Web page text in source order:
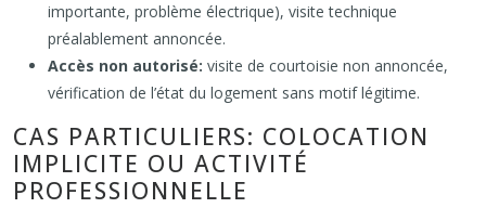
importante, problème électrique), visite technique
préalablement annoncée.
Accès non autorisé: visite de courtoisie non annoncée,
vérification de l’état du logement sans motif légitime.
CAS PARTICULIERS: COLOCATION
IMPLICITE OU ACTIVITÉ
PROFESSIONNELLE